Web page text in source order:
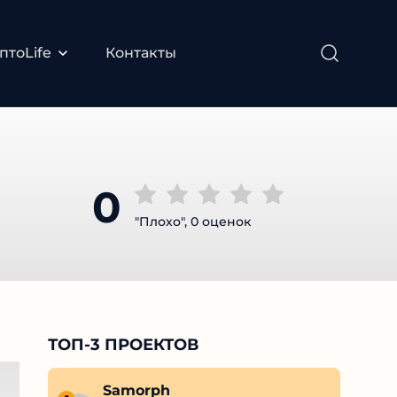
Контакты
0 "Плохо", 0 оценок
Roman ANKR
ТОП-3 ПРОЕКТОВ
Samorph